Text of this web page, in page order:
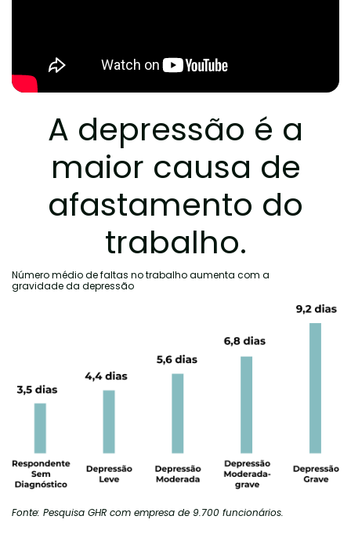
A depressão é a
maior causa de
afastamento do
trabalho.
Número médio de faltas no trabalho aumenta com a
gravidade da depressão
Fonte: Pesquisa GHR com empresa de 9.700 funcionários.